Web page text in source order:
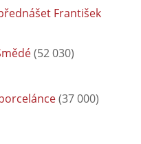
František
(52 030)
(37 000)